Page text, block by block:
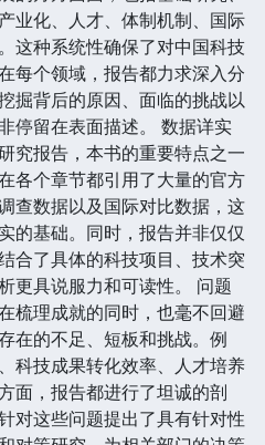
业化、人才、体制机制、国际
这种系统性确保了对中国科技
每个领域，报告都力求深入分
掘背后的原因、面临的挑战以
停留在表面描述。 数据详实
究报告，本书的重要特点之一
各个章节都引用了大量的官方
查数据以及国际对比数据，这
的基础。同时，报告并非仅仅
合了具体的科技项目、技术突
更具说服力和可读性。 问题
梳理成就的同时，也毫不回避
在的不足、短板和挑战。例
科技成果转化效率、人才培养
面，报告都进行了坦诚的剖
对这些问题提出了具有针对性